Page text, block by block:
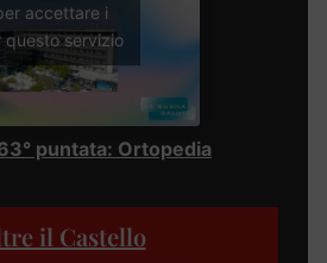
accettare i
questo servizio
puntata: Ortopedia
il Castello